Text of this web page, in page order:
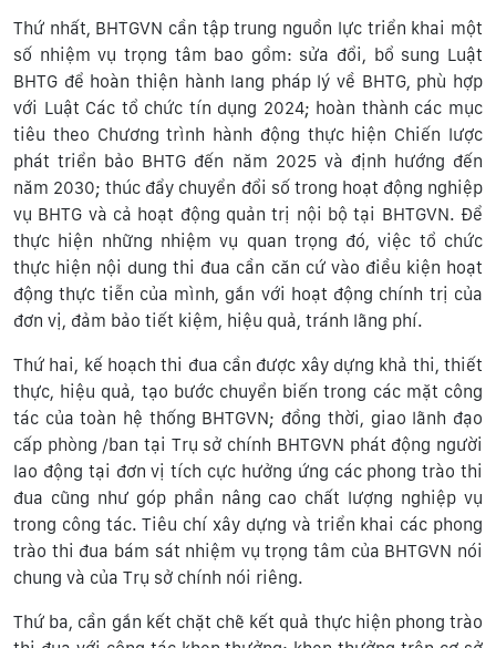
Thứ nhất, BHTGVN cần tập trung nguồn lực triển khai một
số nhiệm vụ trọng tâm bao gồm: sửa đổi, bổ sung Luật
BHTG để hoàn thiện hành lang pháp lý về BHTG, phù hợp
với Luật Các tổ chức tín dụng 2024; hoàn thành các mục
tiêu theo Chương trình hành động thực hiện Chiến lược
phát triển bảo BHTG đến năm 2025 và định hướng đến
năm 2030; thúc đẩy chuyển đổi số trong hoạt động nghiệp
vụ BHTG và cả hoạt động quản trị nội bộ tại BHTGVN. Để
thực hiện những nhiệm vụ quan trọng đó, việc tổ chức
thực hiện nội dung thi đua cần căn cứ vào điều kiện hoạt
động thực tiễn của mình, gắn với hoạt động chính trị của
đơn vị, đảm bảo tiết kiệm, hiệu quả, tránh lãng phí.
Thứ hai, kế hoạch thi đua cần được xây dựng khả thi, thiết
thực, hiệu quả, tạo bước chuyển biến trong các mặt công
tác của toàn hệ thống BHTGVN; đồng thời, giao lãnh đạo
cấp phòng /ban tại Trụ sở chính BHTGVN phát động người
lao động tại đơn vị tích cực hưởng ứng các phong trào thi
đua cũng như góp phần nâng cao chất lượng nghiệp vụ
trong công tác. Tiêu chí xây dựng và triển khai các phong
trào thi đua bám sát nhiệm vụ trọng tâm của BHTGVN nói
chung và của Trụ sở chính nói riêng.
Thứ ba, cần gắn kết chặt chẽ kết quả thực hiện phong trào